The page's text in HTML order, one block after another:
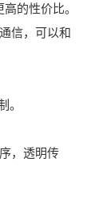
的性价比。
信，可以和
。
，透明传